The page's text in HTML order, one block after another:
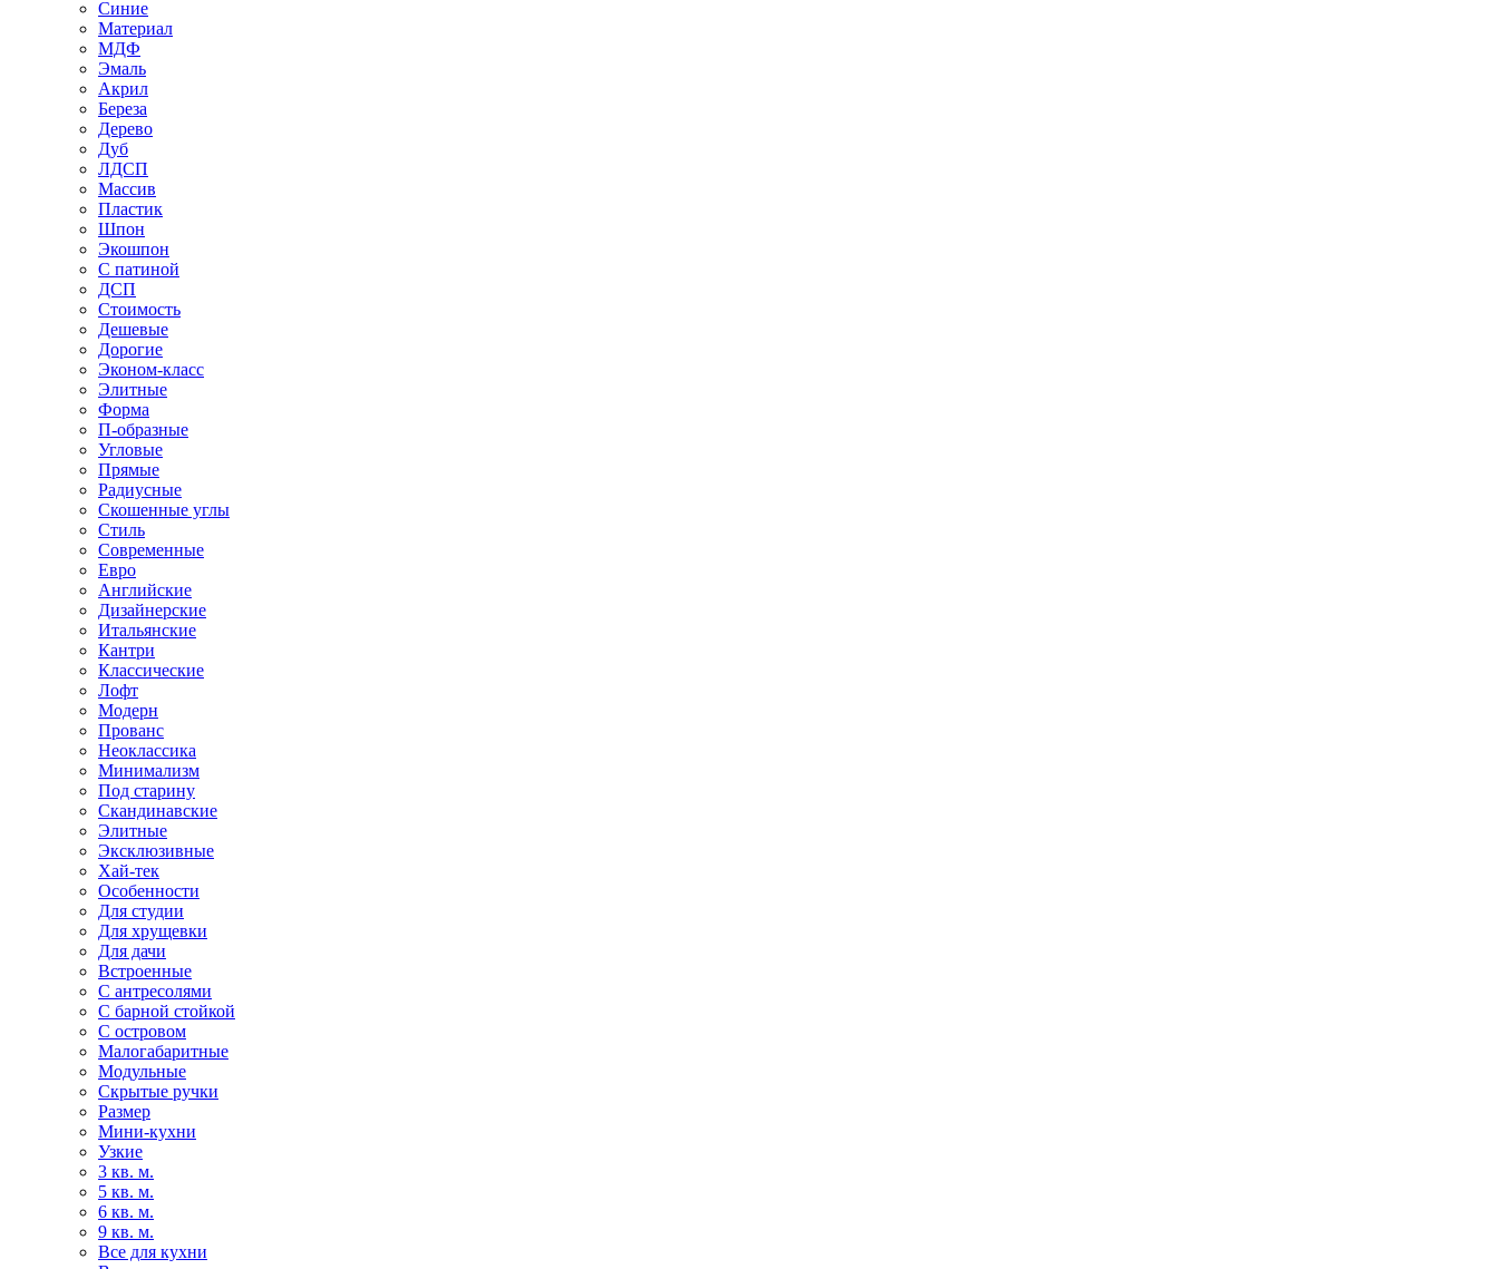
Синие
Материал
МДФ
Эмаль
Акрил
Береза
Дерево
Дуб
ЛДСП
Массив
Пластик
Шпон
Экошпон
С патиной
ДСП
Стоимость
Дешевые
Дорогие
Эконом-класс
Элитные
Форма
П-образные
Угловые
Прямые
Радиусные
Скошенные углы
Стиль
Современные
Евро
Английские
Дизайнерские
Итальянские
Кантри
Классические
Лофт
Модерн
Прованс
Неоклассика
Минимализм
Под старину
Скандинавские
Элитные
Эксклюзивные
Хай-тек
Особенности
Для студии
Для хрущевки
Для дачи
Встроенные
С антресолями
С барной стойкой
С островом
Малогабаритные
Модульные
Скрытые ручки
Размер
Мини-кухни
Узкие
3 кв. м.
5 кв. м.
6 кв. м.
9 кв. м.
Все для кухни